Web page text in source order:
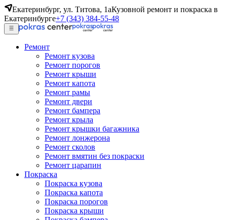
Екатеринбург, ул. Титова, 1аКузовной ремонт и покраска в
Екатеринбурге+7 (343) 384-55-48
Ремонт
Ремонт кузова
Ремонт порогов
Ремонт крыши
Ремонт капота
Ремонт рамы
Ремонт двери
Ремонт бампера
Ремонт крыла
Ремонт крышки багажника
Ремонт лонжерона
Ремонт сколов
Ремонт вмятин без покраски
Ремонт царапин
Покраска
Покраска кузова
Покраска капота
Покраска порогов
Покраска крыши